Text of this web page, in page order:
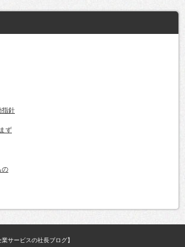
指針
ず
の
サービスの社長ブログ】